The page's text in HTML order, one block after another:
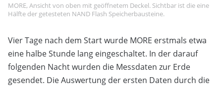
MORE, Ansicht von oben mit geöffnetem Deckel. Sichtbar ist die eine
Hälfte der getesteten NAND Flash Speicherbausteine.
Vier Tage nach dem Start wurde MORE erstmals etwa
eine halbe Stunde lang eingeschaltet. In der darauf
folgenden Nacht wurden die Messdaten zur Erde
gesendet. Die Auswertung der ersten Daten durch die